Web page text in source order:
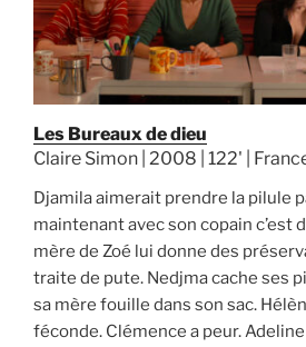
Les Bureaux de dieu
Claire Simon | 2008 | 122' |
Djamila aimerait prendre la pilule
maintenant avec son copain c’est
mère de Zoé lui donne des
traite de pute. Nedjma cache ses
sa mère fouille dans son sac.
féconde. Clémence a peur.